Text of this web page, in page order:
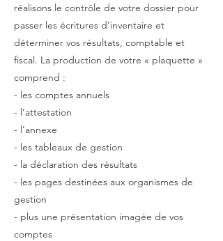
réalisons le contrôle de votre dossier pour
passer les écritures d’inventaire et
déterminer vos résultats, comptable et
fiscal. La production de votre « plaquette »
comprend :
- les comptes annuels
- l’attestation
- l’annexe
- les tableaux de gestion
- la déclaration des résultats
- les pages destinées aux organismes de
gestion
- plus une présentation imagée de vos
comptes